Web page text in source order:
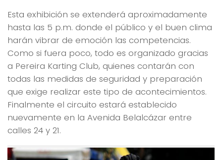
Esta exhibición se extenderá aproximadamente
hasta las 5 p.m. donde el público y el buen clima
harán vibrar de emoción las competencias.
Como si fuera poco, todo es organizado gracias
a Pereira Karting Club, quienes contarán con
todas las medidas de seguridad y preparación
que exige realizar este tipo de acontecimientos.
Finalmente el circuito estará establecido
nuevamente en la Avenida Belalcázar entre
calles 24 y 21.